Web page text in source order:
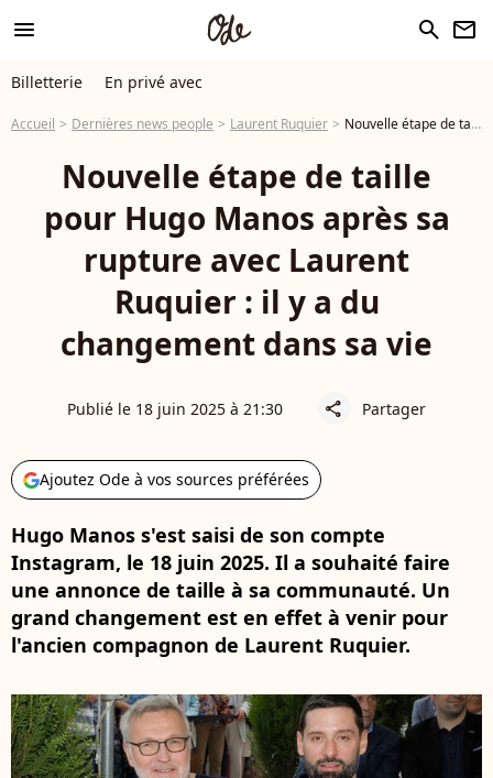
menu search newsletter
Billetterie En privé avec
Accueil Dernières news people Laurent Ruquier Nouvelle étape de taille pour Hugo Manos après sa rupture avec Laurent Ruquier : il y a du changement dans sa vie
Nouvelle étape de taille
pour Hugo Manos après sa
rupture avec Laurent
Ruquier : il y a du
changement dans sa vie
Publié le 18 juin 2025 à 21:30 share Partager
Ajoutez Ode à vos sources préférées
Hugo Manos s'est saisi de son compte
Instagram, le 18 juin 2025. Il a souhaité faire
une annonce de taille à sa communauté. Un
grand changement est en effet à venir pour
l'ancien compagnon de Laurent Ruquier.